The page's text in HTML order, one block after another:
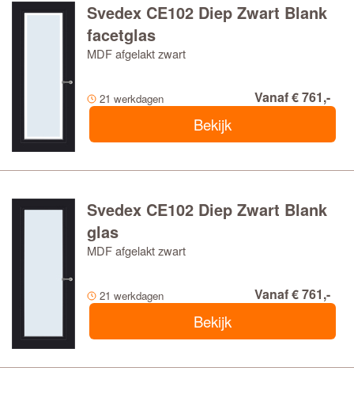
Svedex CE102 Diep Zwart Blank
facetglas
MDF afgelakt zwart
21 werkdagen Vanaf € 761,-
Bekijk
Svedex CE102 Diep Zwart Blank
glas
MDF afgelakt zwart
21 werkdagen Vanaf € 761,-
Bekijk